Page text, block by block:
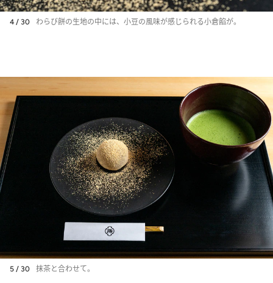
4 / 30 わらび餅の生地の中には、小豆の風味が感じられる小倉餡が。
5 / 30 抹茶と合わせて。